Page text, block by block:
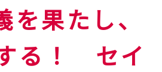
果たし、
る！ セイ